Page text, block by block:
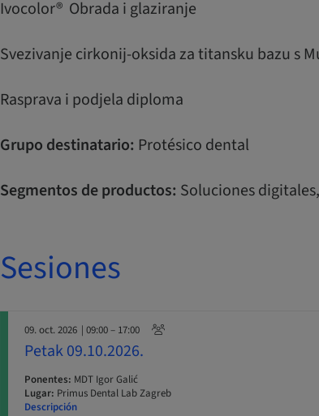
Ivocolor® Obrada i glaziranje
Svezivanje cirkonij-oksida za titansku bazu s
Rasprava i podjela diploma
Grupo destinatario: Protésico dental
Segmentos de productos: Soluciones
Sesiones
09. oct. 2026 | 09:00 – 17:00
Petak 09.10.2026.
Ponentes: MDT Igor Galić
Lugar: Primus Dental Lab Zagreb
Descripción